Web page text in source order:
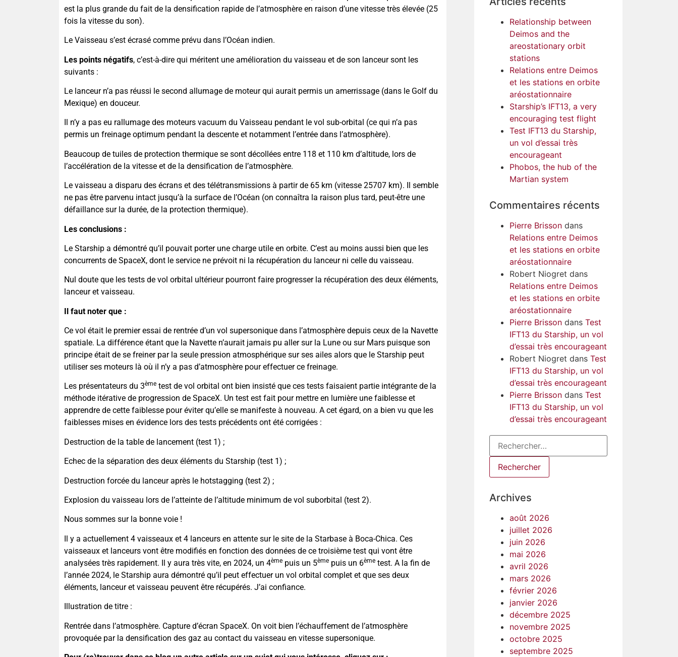
est la plus grande du fait de la densification rapide de l’atmosphère en raison d’une vitesse très élevée (25
fois la vitesse du son).
Le Vaisseau s’est écrasé comme prévu dans l’Océan indien.
Les points négatifs, c’est-à-dire qui méritent une amélioration du vaisseau et de son lanceur sont les
suivants :
Le lanceur n’a pas réussi le second allumage de moteur qui aurait permis un amerrissage (dans le Golf du
Mexique) en douceur.
Il n’y a pas eu rallumage des moteurs vacuum du Vaisseau pendant le vol sub-orbital (ce qui n’a pas
permis un freinage optimum pendant la descente et notamment l’entrée dans l’atmosphère).
Beaucoup de tuiles de protection thermique se sont décollées entre 118 et 110 km d’altitude, lors de
l’accélération de la vitesse et de la densification de l’atmosphère.
Le vaisseau a disparu des écrans et des télétransmissions à partir de 65 km (vitesse 25707 km). Il semble
ne pas être parvenu intact jusqu’à la surface de l’Océan (on connaîtra la raison plus tard, peut-être une
défaillance sur la durée, de la protection thermique).
Les conclusions :
Le Starship a démontré qu’il pouvait porter une charge utile en orbite. C’est au moins aussi bien que les
concurrents de SpaceX, dont le service ne prévoit ni la récupération du lanceur ni celle du vaisseau.
Nul doute que les tests de vol orbital ultérieur pourront faire progresser la récupération des deux éléments,
lanceur et vaisseau.
Il faut noter que :
Ce vol était le premier essai de rentrée d’un vol supersonique dans l’atmosphère depuis ceux de la Navette
spatiale. La différence étant que la Navette n’aurait jamais pu aller sur la Lune ou sur Mars puisque son
principe était de se freiner par la seule pression atmosphérique sur ses ailes alors que le Starship peut
utiliser ses moteurs là où il n’y a pas d’atmosphère pour effectuer ce freinage.
Les présentateurs du 3ème test de vol orbital ont bien insisté que ces tests faisaient partie intégrante de la
méthode itérative de progression de SpaceX. Un test est fait pour mettre en lumière une faiblesse et
apprendre de cette faiblesse pour éviter qu’elle se manifeste à nouveau. A cet égard, on a bien vu que les
faiblesses mises en évidence lors des tests précédents ont été corrigées :
Destruction de la table de lancement (test 1) ;
Echec de la séparation des deux éléments du Starship (test 1) ;
Destruction forcée du lanceur après le hotstagging (test 2) ;
Explosion du vaisseau lors de l’atteinte de l’altitude minimum de vol suborbital (test 2).
Nous sommes sur la bonne voie !
Il y a actuellement 4 vaisseaux et 4 lanceurs en attente sur le site de la Starbase à Boca-Chica. Ces
vaisseaux et lanceurs vont être modifiés en fonction des données de ce troisième test qui vont être
analysées très rapidement. Il y aura très vite, en 2024, un 4ème puis un 5ème puis un 6ème test. A la fin de
l’année 2024, le Starship aura démontré qu’il peut effectuer un vol orbital complet et que ses deux
éléments, lanceur et vaisseau peuvent être récupérés. J’ai confiance.
Illustration de titre :
Rentrée dans l’atmosphère. Capture d’écran SpaceX. On voit bien l’échauffement de l’atmosphère
provoquée par la densification des gaz au contact du vaisseau en vitesse supersonique.
Relationship between
Deimos and the
areostationary orbit
stations
Relations entre Deimos
et les stations en orbite
aréostationnaire
Starship’s IFT13, a very
encouraging test flight
Test IFT13 du Starship,
un vol d’essai très
encourageant
Phobos, the hub of the
Martian system
Commentaires récents
Pierre Brisson dans
Relations entre Deimos
et les stations en orbite
aréostationnaire
Robert Niogret dans
Relations entre Deimos
et les stations en orbite
aréostationnaire
Pierre Brisson dans Test
IFT13 du Starship, un vol
d’essai très encourageant
Robert Niogret dans Test
IFT13 du Starship, un vol
d’essai très encourageant
Pierre Brisson dans Test
IFT13 du Starship, un vol
d’essai très encourageant
Archives
août 2026
juillet 2026
juin 2026
mai 2026
avril 2026
mars 2026
février 2026
janvier 2026
décembre 2025
novembre 2025
octobre 2025
septembre 2025